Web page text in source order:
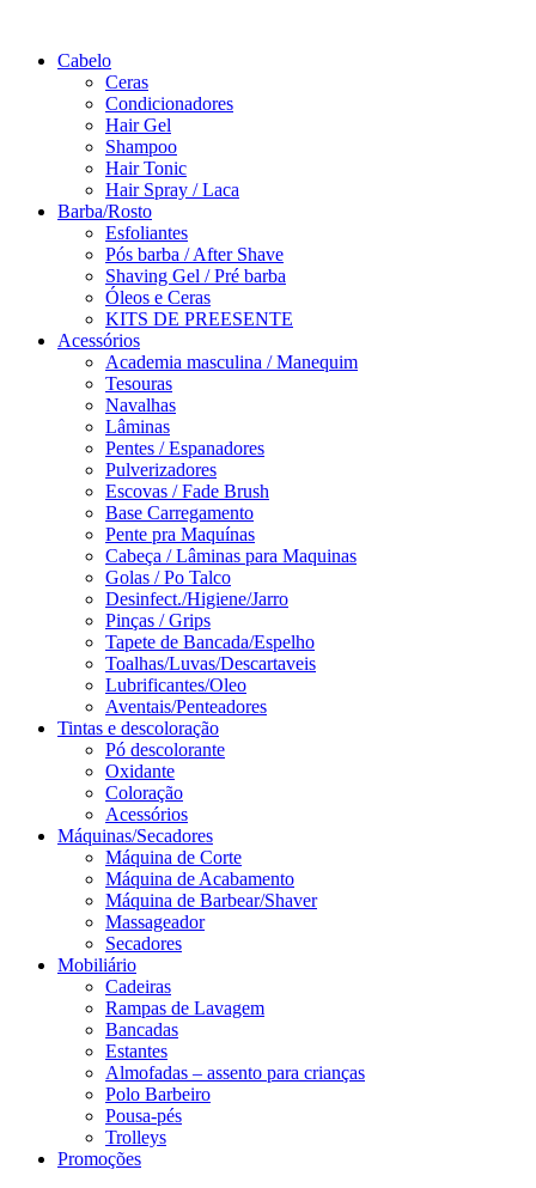
Cabelo
Ceras
Condicionadores
Hair Gel
Shampoo
Hair Tonic
Hair Spray / Laca
Barba/Rosto
Esfoliantes
Pós barba / After Shave
Shaving Gel / Pré barba
Óleos e Ceras
KITS DE PREESENTE
Acessórios
Academia masculina / Manequim
Tesouras
Navalhas
Lâminas
Pentes / Espanadores
Pulverizadores
Escovas / Fade Brush
Base Carregamento
Pente pra Maquínas
Cabeça / Lâminas para Maquinas
Golas / Po Talco
Desinfect./Higiene/Jarro
Pinças / Grips
Tapete de Bancada/Espelho
Toalhas/Luvas/Descartaveis
Lubrificantes/Oleo
Aventais/Penteadores
Tintas e descoloração
Pó descolorante
Oxidante
Coloração
Acessórios
Máquinas/Secadores
Máquina de Corte
Máquina de Acabamento
Máquina de Barbear/Shaver
Massageador
Secadores
Mobiliário
Cadeiras
Rampas de Lavagem
Bancadas
Estantes
Almofadas – assento para crianças
Polo Barbeiro
Pousa-pés
Trolleys
Promoções